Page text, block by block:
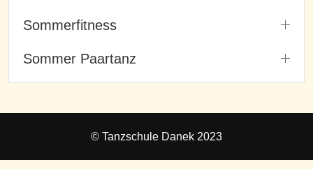
Sommerfitness
Sommer Paartanz
© Tanzschule Danek 2023